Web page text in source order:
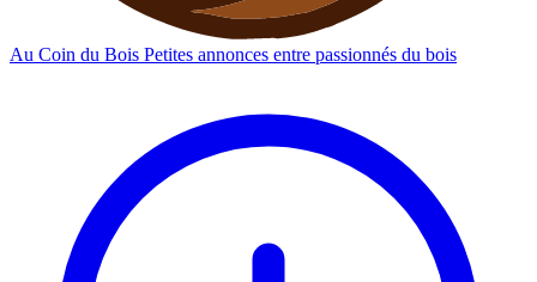
Au Coin du Bois Petites annonces entre passionnés du bois